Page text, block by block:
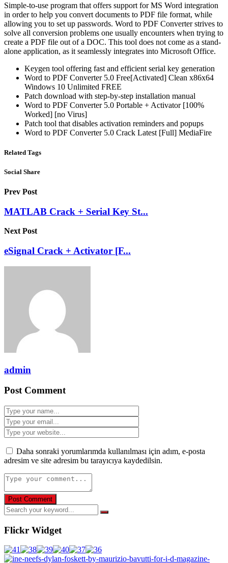
Simple-to-use program that offers support for MS Word integration
in order to help you convert documents to PDF file format, while
allowing you to set up passwords. Word to PDF Converter strives to
solve all conversion problems one usually encounters when trying to
create a PDF file out of a DOC. This tool does not come as a stand-
alone application, as it seamlessly integrates into Microsoft Office.
Keygen tool offering fast and efficient serial key generation
Word to PDF Converter 5.0 Free[Activated] Clean x86x64
Windows 10 Unlimited FREE
Patch download with step-by-step installation manual
Word to PDF Converter 5.0 Portable + Activator [100%
Worked] [no Virus]
Patch tool that disables activation reminders and popups
Word to PDF Converter 5.0 Crack Latest [Full] MediaFire
Related Tags
Social Share
Prev Post
MATLAB Crack + Serial Key St...
Next Post
eSignal Crack + Activator [F...
admin
Post Comment
Daha sonraki yorumlarımda kullanılması için adım, e-posta
adresim ve site adresim bu tarayıcıya kaydedilsin.
Flickr Widget